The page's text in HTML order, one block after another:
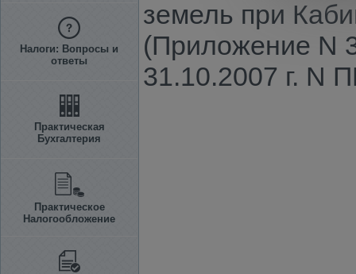
Налоги: Вопросы и
ответы
Практическая
Бухгалтерия
Практическое
Налогообложение
земель при
(Приложение N
31.10.2007 г. N